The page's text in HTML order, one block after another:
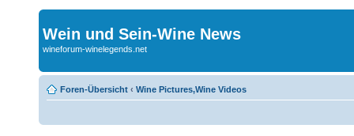
Wein und Sein-Wine News
wineforum-winelegends.net
Foren-Übersicht ‹ Wine Pictures,Wine Videos